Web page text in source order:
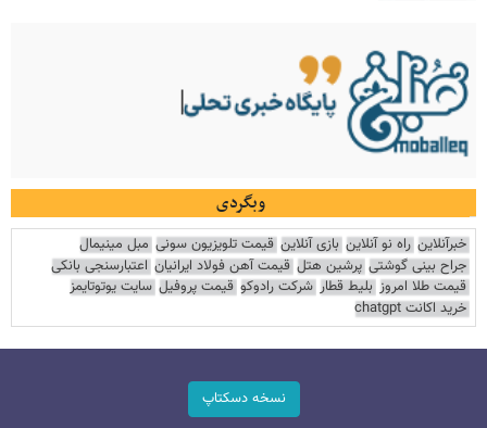
وبگردی
خبرآنلاین راه نو آنلاین بازی آنلاین قیمت تلویزیون سونی مبل مینیمال
جراح بینی گوشتی پرشین هتل قیمت آهن فولاد ایرانیان اعتبارسنجی بانکی
قیمت طلا امروز بلیط قطار شرکت رادوکو قیمت پروفیل سایت یوتوتایمز
خرید اکانت chatgpt
نسخه دسکتاپ